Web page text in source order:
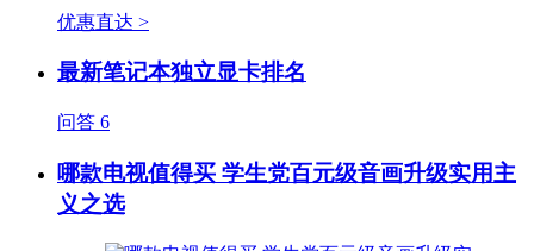
优惠直达 >
最新笔记本独立显卡排名
问答 6
哪款电视值得买 学生党百元级音画升级实用主
义之选